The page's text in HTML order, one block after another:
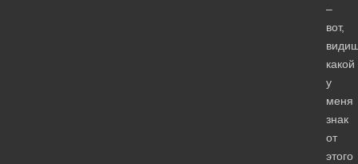
–
вот,
какой
у
меня
знак
от
этого